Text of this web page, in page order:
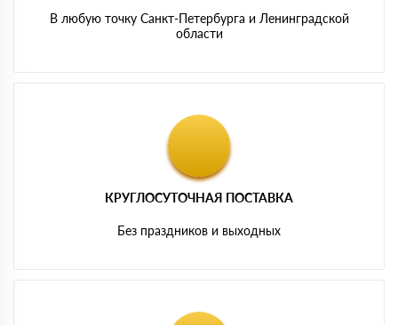
В любую точку Санкт-Петербурга и Ленинградской
области
КРУГЛОСУТОЧНАЯ ПОСТАВКА
Без праздников и выходных